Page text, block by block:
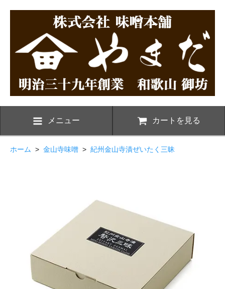
メニュー カートを見る
ホーム > 金山寺味噌 > 紀州金山寺漬ぜいたく三昧